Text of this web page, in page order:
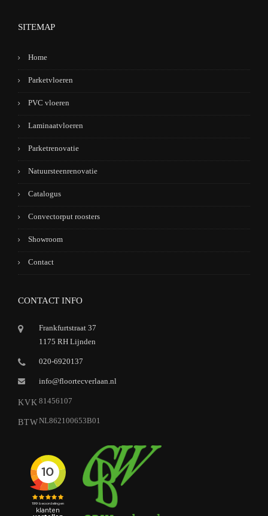
SITEMAP
Home
Parketvloeren
PVC vloeren
Laminaatvloeren
Parketrenovatie
Natuursteenrenovatie
Catalogus
Convectorput roosters
Showroom
Contact
CONTACT INFO
Frankfurtstraat 37
1175 RH Lijnden
020-6920137
info@floortecverlaan.nl
KVK 81456107
BTWNL862100653B01